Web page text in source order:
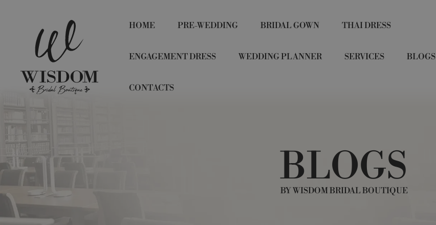
HOME PRE-WEDDING BRIDAL GOWN THAI DRESS
ENGAGEMENT DRESS WEDDING PLANNER SERVICES BLOGS
CONTACTS
BLOGS
BY WISDOM BRIDAL BOUTIQUE